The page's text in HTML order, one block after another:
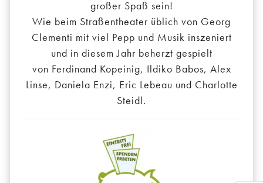
großer Spaß sein!
Wie beim Straßentheater üblich von Georg
Clementi mit viel Pepp und Musik inszeniert
und in diesem Jahr beherzt gespielt
von Ferdinand Kopeinig, Ildiko Babos, Alex
Linse, Daniela Enzi, Eric Lebeau und Charlotte
Steidl.